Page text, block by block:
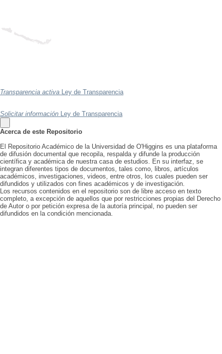
Transparencia activa Ley de Transparencia
Solicitar información Ley de Transparencia
Acerca de este Repositorio
El Repositorio Académico de la Universidad de O'Higgins es una plataforma
de difusión documental que recopila, respalda y difunde la producción
científica y académica de nuestra casa de estudios. En su interfaz, se
integran diferentes tipos de documentos, tales como, libros, artículos
académicos, investigaciones, videos, entre otros, los cuales pueden ser
difundidos y utilizados con fines académicos y de investigación.
Los recursos contenidos en el repositorio son de libre acceso en texto
completo, a excepción de aquellos que por restricciones propias del Derecho
de Autor o por petición expresa de la autoría principal, no pueden ser
difundidos en la condición mencionada.